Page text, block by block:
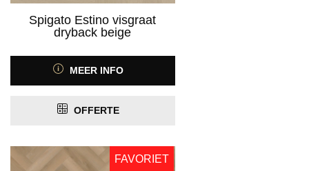
Product Contactgeluidreductie
Product Geschikt voor vloerverwarming
PRIJS
Spigato Estino visgraat
dryback beige
MEER INFO
OFFERTE
FAVORIET